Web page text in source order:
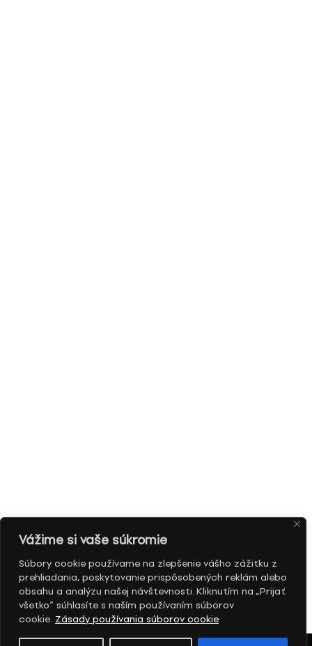
Vážime si vaše súkromie
Súbory cookie používame na zlepšenie vášho zážitku z
prehliadania, poskytovanie prispôsobených reklám alebo
obsahu a analýzu našej návštevnosti. Kliknutím na „Prijať
všetko“ súhlasíte s naším používaním súborov
cookie. Zásady používania súborov cookie